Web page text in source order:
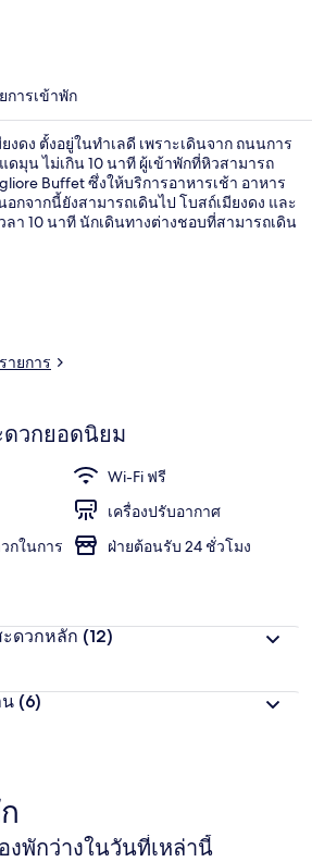
การเข้าพัก
งดง ตั้งอยู่ในทำเลดี เพราะเดินจาก ถนนการ
ดมุน ไม่เกิน 10 นาที ผู้เข้าพักที่หิวสามารถ
Buffet ซึ่งให้บริการอาหารเช้า อาหาร
กจากนี้ยังสามารถเดินไป โบสถ์เมียงดง และ
า 10 นาที นักเดินทางต่างชอบที่สามารถเดิน
1-ga อยู่ห่างออกไปเพียง 9 นาที
ายการ
ดวกยอดนิยม
Wi-Fi ฟรี
เครื่องปรับอากาศ
กในการ
ฝ่ายต้อนรับ 24 ชั่วโมง
ดวกหลัก (12)
น (6)
พักว่างในวันที่เหล่านี้